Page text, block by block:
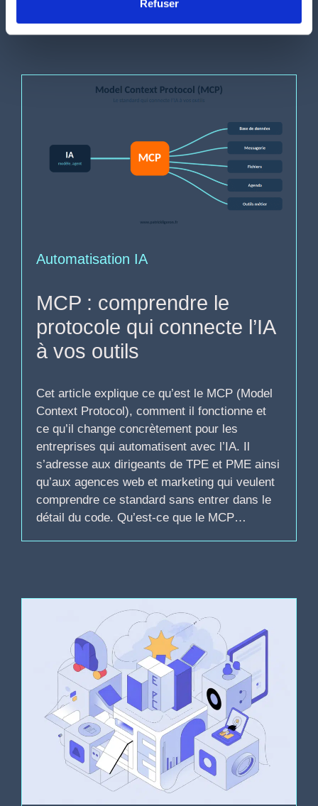
Refuser
Automatisation IA
MCP : comprendre le
protocole qui connecte l’IA
à vos outils
Cet article explique ce qu’est le MCP (Model
Context Protocol), comment il fonctionne et
ce qu’il change concrètement pour les
entreprises qui automatisent avec l’IA. Il
s’adresse aux dirigeants de TPE et PME ainsi
qu’aux agences web et marketing qui veulent
comprendre ce standard sans entrer dans le
détail du code. Qu’est-ce que le MCP…